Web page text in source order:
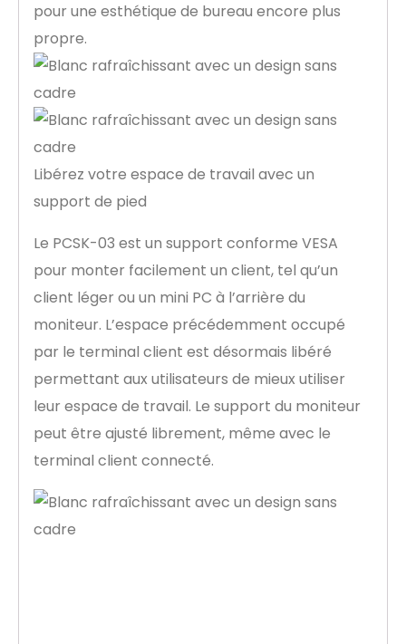
pour une esthétique de bureau encore plus
propre.
Libérez votre espace de travail avec un
support de pied
Le PCSK-03 est un support conforme VESA
pour monter facilement un client, tel qu’un
client léger ou un mini PC à l’arrière du
moniteur. L’espace précédemment occupé
par le terminal client est désormais libéré
permettant aux utilisateurs de mieux utiliser
leur espace de travail. Le support du moniteur
peut être ajusté librement, même avec le
terminal client connecté.